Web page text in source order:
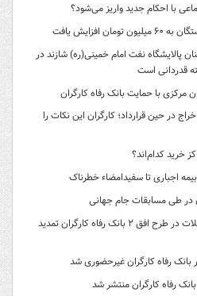
با احکام جدید واریز می‌شود؟
یافت
پالایشگاه نفت امام خمینی(ره) شازند در
قدردانی است
با حمایت بانک رفاه کارگران
در حین قرارداد؛ کارگران این نکات را
خرید کدام‌اند؟
در طی مسابقات جام جهانی
مهلت افتتاح حساب و پرداخت تسهیلات در طرح افق ۲ بانک رفاه کارگران تمدید
رفاه کارگران غیرحضوری شد
رفاه کارگران منتشر شد